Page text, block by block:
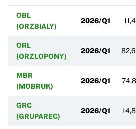
OBL
(ORZBIALY)
2026/Q1
ORL
(ORZLOPONY)
2026/Q1
MBR
(MOBRUK)
2026/Q1
GRC
(GRUPAREC)
2026/Q1